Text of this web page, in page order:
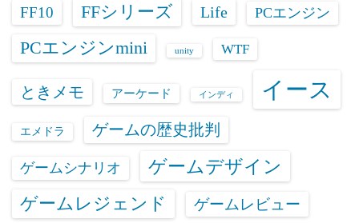
FF10 FFシリーズ Life PCエンジン
PCエンジンmini unity WTF
ときメモ アーケード インディ イース
エメドラ ゲームの歴史批判
ゲームシナリオ ゲームデザイン
ゲームレジェンド ゲームレビュー